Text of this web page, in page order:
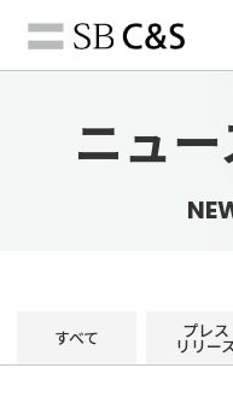
ニュ
すべて プレス
リリー